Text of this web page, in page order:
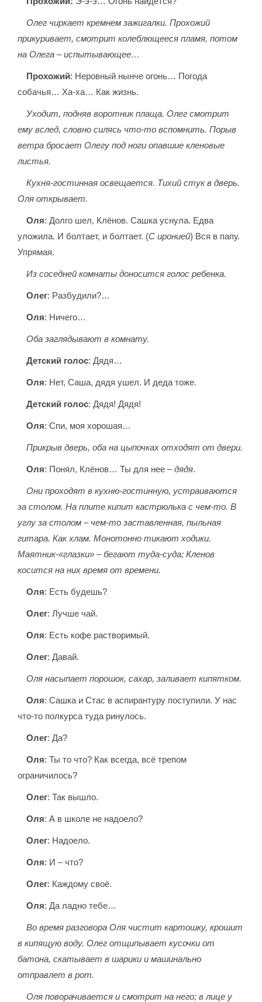
Олег чиркает кремнем зажигалки. Прохожий
прикуривает, смотрит колеблющееся пламя, потом
на Олега – испытывающее…
Прохожий: Неровный нынче огонь… Погода
собачья… Ха-ха… Как жизнь.
Уходит, подняв воротник плаща. Олег смотрит
ему вслед, словно силясь что-то вспомнить. Порыв
ветра бросает Олегу под ноги опавшие кленовые
листья.
Кухня-гостинная освещается. Тихий стук в дверь.
Оля открывает.
Оля: Долго шел, Клёнов. Сашка уснула. Едва
уложила. И болтает, и болтает. (С иронией) Вся в папу.
Упрямая.
Из соседней комнаты доносится голос ребенка.
Олег: Разбудили?…
Оля: Ничего…
Оба заглядывают в комнату.
Детский голос: Дядя…
Оля: Нет, Саша, дядя ушел. И деда тоже.
Детский голос: Дядя! Дядя!
Оля: Спи, моя хорошая…
Прикрыв дверь, оба на цыпочках отходят от двери.
Оля: Понял, Клёнов… Ты для нее –дядя.
Они проходят в кухню-гостинную, устраиваются
за столом. На плите кипит кастрюлька с чем-то. В
углу за столом – чем-то заставленная, пыльная
гитара. Как хлам. Монотонно тикают ходики.
Маятник-«глазки» – бегают туда-суда; Кленов
косится на них время от времени.
Оля: Есть будешь?
Олег: Лучше чай.
Оля: Есть кофе растворимый.
Олег: Давай.
Оля насыпает порошок, сахар, заливает кипятком.
Оля: Сашка и Стас в аспирантуру поступили. У нас
что-то полкурса туда ринулось.
Олег: Да?
Оля: Ты то что? Как всегда, всё трепом
ограничилось?
Олег: Так вышло.
Оля: А в школе не надоело?
Олег: Надоело.
Оля: И – что?
Олег: Каждому своё.
Оля: Да ладно тебе…
Во время разговора Оля чистит картошку, крошит
в кипящую воду. Олег отщипывает кусочки от
батона, скатывает в шарики и машинально
отправлет в рот.
Оля поворачивается и смотрит на него; в лице у